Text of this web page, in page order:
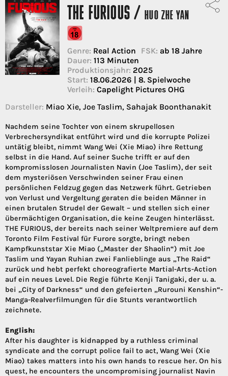
THE FURIOUS /HUO ZHE YAN
Genre: Real Action FSK: ab 18 Jahre
Dauer: 113 Minuten
Produktionsjahr: 2025
Start: 18.06.2026 | 8. Spielwoche
Verleih: Capelight Pictures OHG
Darsteller: Miao Xie, Joe Taslim, Sahajak Boonthanakit
Nachdem seine Tochter von einem skrupellosen
Verbrechersyndikat entführt wird und die korrupte Polizei
untätig bleibt, nimmt Wang Wei (Xie Miao) ihre Rettung
selbst in die Hand. Auf seiner Suche trifft er auf den
kompromisslosen Journalisten Navin (Joe Taslim), der seit
dem mysteriösen Verschwinden seiner Frau einen
persönlichen Feldzug gegen das Netzwerk führt. Getrieben
von Verlust und Vergeltung geraten die beiden Männer in
einen brutalen Strudel der Gewalt – und stellen sich einer
übermächtigen Organisation, die keine Zeugen hinterlässt.
THE FURIOUS, der bereits nach seiner Weltpremiere auf dem
Toronto Film Festival für Furore sorgte, bringt neben
Kampfkunststar Xie Miao („Master der Shaolin“) mit Joe
Taslim und Yayan Ruhian zwei Fanlieblinge aus „The Raid“
zurück und hebt perfekt choreografierte Martial-Arts-Action
auf ein neues Level. Die Regie führte Kenji Tanigaki, der u. a.
bei „City of Darkness“ und den gefeierten „Rurouni Kenshin“-
Manga-Realverfilmungen für die Stunts verantwortlich
zeichnete.
English:
After his daughter is kidnapped by a ruthless criminal
syndicate and the corrupt police fail to act, Wang Wei (Xie
Miao) takes matters into his own hands to rescue her. On his
quest, he encounters the uncompromising journalist Navin